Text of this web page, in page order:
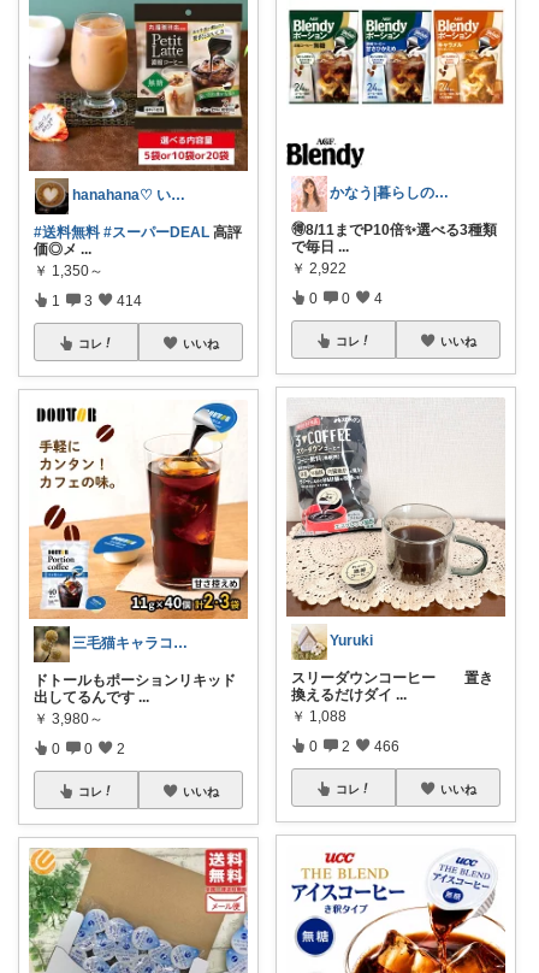
hanahana♡ いつもありがとう🙏
#送料無料 #スーパーDEAL 高評
価◎メ ...
￥ 1,350～
1 3 414
コレ いいね
三毛猫キャラコ 本と自転車関連の物が多め
ドトールもポーションリキッド
出してるんです ...
￥ 3,980～
0 0 2
コレ いいね
かなう|暮らしの記録🌱
🉐8/11までP10倍✨選べる3種類
で毎日 ...
￥ 2,922
0 0 4
コレ いいね
Yuruki
スリーダウンコーヒー 置き
換えるだけダイ ...
￥ 1,088
0 2 466
コレ いいね